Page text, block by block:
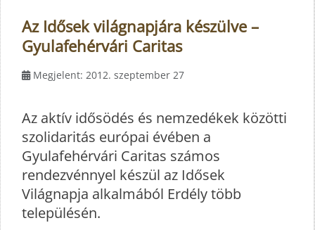
Az Idősek világnapjára készülve –
Gyulafehérvári Caritas
Megjelent: 2012. szeptember 27
Az aktív idősödés és nemzedékek közötti
szolidaritás európai évében a
Gyulafehérvári Caritas számos
rendezvénnyel készül az Idősek
Világnapja alkalmából Erdély több
településén.